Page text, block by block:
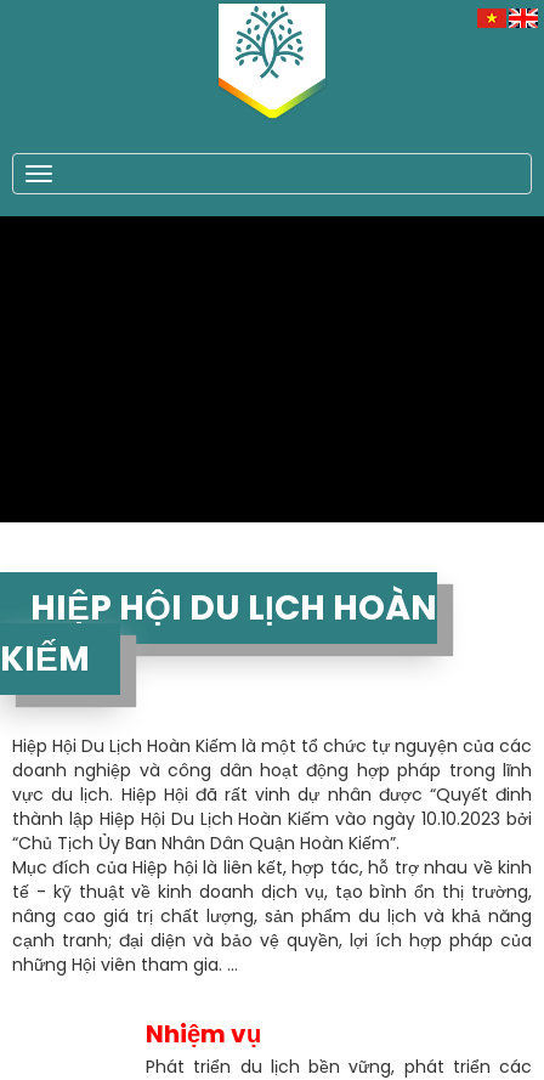
HIỆP HỘI DU LỊCH HOÀN
KIẾM
Hiệp Hội Du Lịch Hoàn Kiếm là một tổ chức tự nguyện của các
doanh nghiệp và công dân hoạt động hợp pháp trong lĩnh
vực du lịch. Hiệp Hội đã rất vinh dự nhân được “Quyết đinh
thành lập Hiệp Hội Du Lịch Hoàn Kiếm vào ngày 10.10.2023 bởi
“Chủ Tịch Ủy Ban Nhân Dân Quận Hoàn Kiếm”.
Mục đích của Hiệp hội là liên kết, hợp tác, hỗ trợ nhau về kinh
tế - kỹ thuật về kinh doanh dịch vụ, tạo bình ổn thị trường,
nâng cao giá trị chất lượng, sản phẩm du lịch và khả năng
cạnh tranh; đại diện và bảo vệ quyền, lợi ích hợp pháp của
những Hội viên tham gia. ...
Nhiệm vụ
Phát triển du lịch bền vững, phát triển các